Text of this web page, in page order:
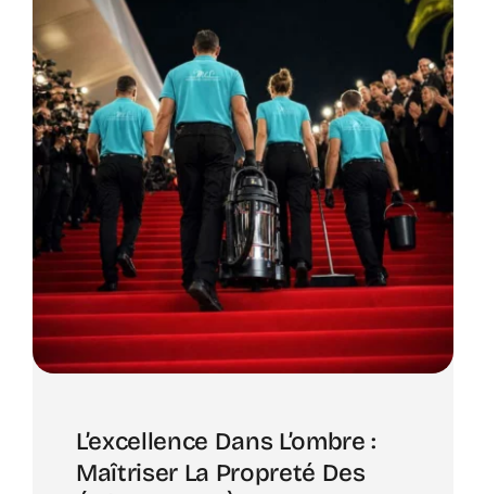
L’excellence Dans L’ombre :
Maîtriser La Propreté Des